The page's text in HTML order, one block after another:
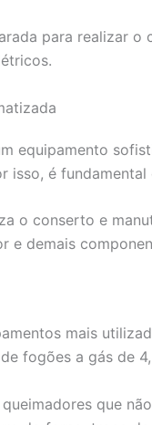
para realizar
equipamento
isso, é
o conserto e
e demais
mais
fogões a gás de
que